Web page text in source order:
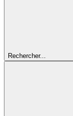
Rechercher...